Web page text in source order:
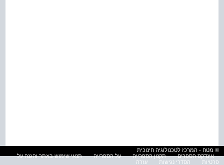
© מטח - המרכז לטכנולוגיה חינוכית
אינדקס הספרים
תקנון הספרייה על הספרייה
תנאי שימוש באתר והגנה על
פרטיות
הסדרי נגישות עזרה